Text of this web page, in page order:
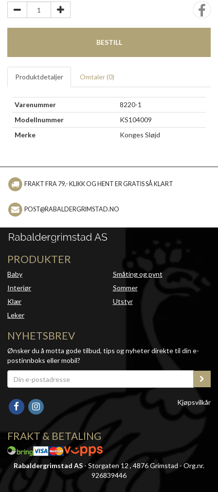
BESTILL
Produktdetaljer Omtaler (0)
Varenummer
8220-1
Modellnummer
KS104009
Merke
Konges Sløjd
FRAKT FRA 79,- KLIKK OG HENT ER GRATIS SÅ KLART
POST@RABALDERGRIMSTAD.NO
PRODUKTER
Baby
Interiør
Klær
Leker
Småting og pynt
Sommer
Utstyr
NYHETSBREV
Ønsker du å motta gode tilbud, tips og nyheter direkte til din e-
postinnboks eller mobil?
Kjøpsvilkår
FRAKT & BETALING
Rabaldergrimstad AS - Storgaten 12 , 4876 Grimstad - Org.nr.
926839446